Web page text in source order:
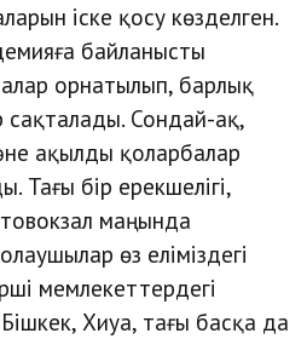
іске қосу көзделген.
байланысты
орнатылып, барлық
сақталады. Сондай-ақ,
ақылды қоларбалар
Тағы бір ерекшелігі,
маңында
өз еліміздегі
мемлекеттердегі
Хиуа, тағы басқа да